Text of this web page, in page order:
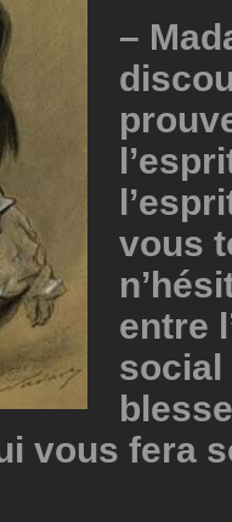
–
vous
entre
social
vous fera